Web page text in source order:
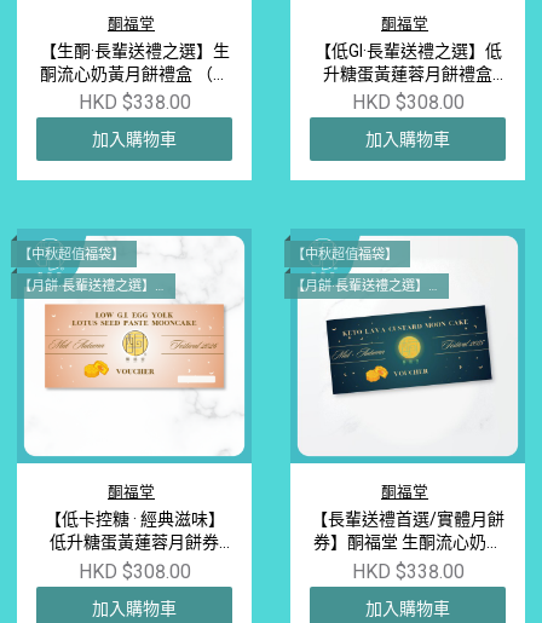
酮福堂
【生酮·長輩送禮之選】生
酮流心奶黃月餅禮盒 （一
盒四個） | 無精製糖 阿洛
酮糖 赤蘚糖醇 低卡低碳水
健身減肥中秋禮券 低GI糖
尿適合
HKD $338.00
加入購物車
酮福堂
【低GI·長輩送禮之選】低
升糖蛋黃蓮蓉月餅禮盒
（一盒四個）｜中秋輕盈
無負擔之選
HKD $308.00
加入購物車
【中秋超值福袋】
【月餅·長輩送禮之選】買一送一
酮福堂
【低卡控糖 · 經典滋味】
低升糖蛋黃蓮蓉月餅券
（一盒四個）｜中秋輕盈
無負擔之選
HKD $308.00
加入購物車
【中秋超值福袋】
【月餅·長輩送禮之選】買一送一
酮福堂
【長輩送禮首選/實體月餅
券】酮福堂 生酮流心奶黃
月餅券 (45g x 4個/盒) | 無
精製糖 阿洛酮糖 赤蘚糖醇
低卡低碳水 健身減肥中秋
HKD $338.00
加入購物車